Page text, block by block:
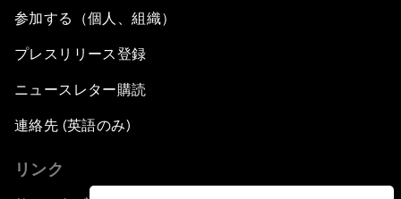
参加する（個人、組織）
プレスリリース登録
ニュースレター購読
連絡先 (英語のみ)
リンク